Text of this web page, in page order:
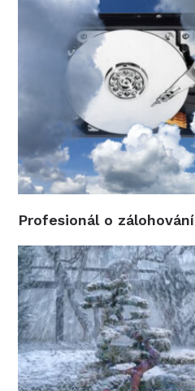
Profesionál o zálohování